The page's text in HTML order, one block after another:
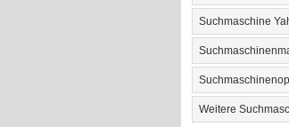
Suchmaschine
Weitere